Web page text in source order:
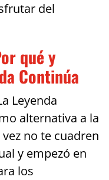
del
qué y
Continúa
Leyenda
alternativa a la
no te cuadren
y empezó en
los